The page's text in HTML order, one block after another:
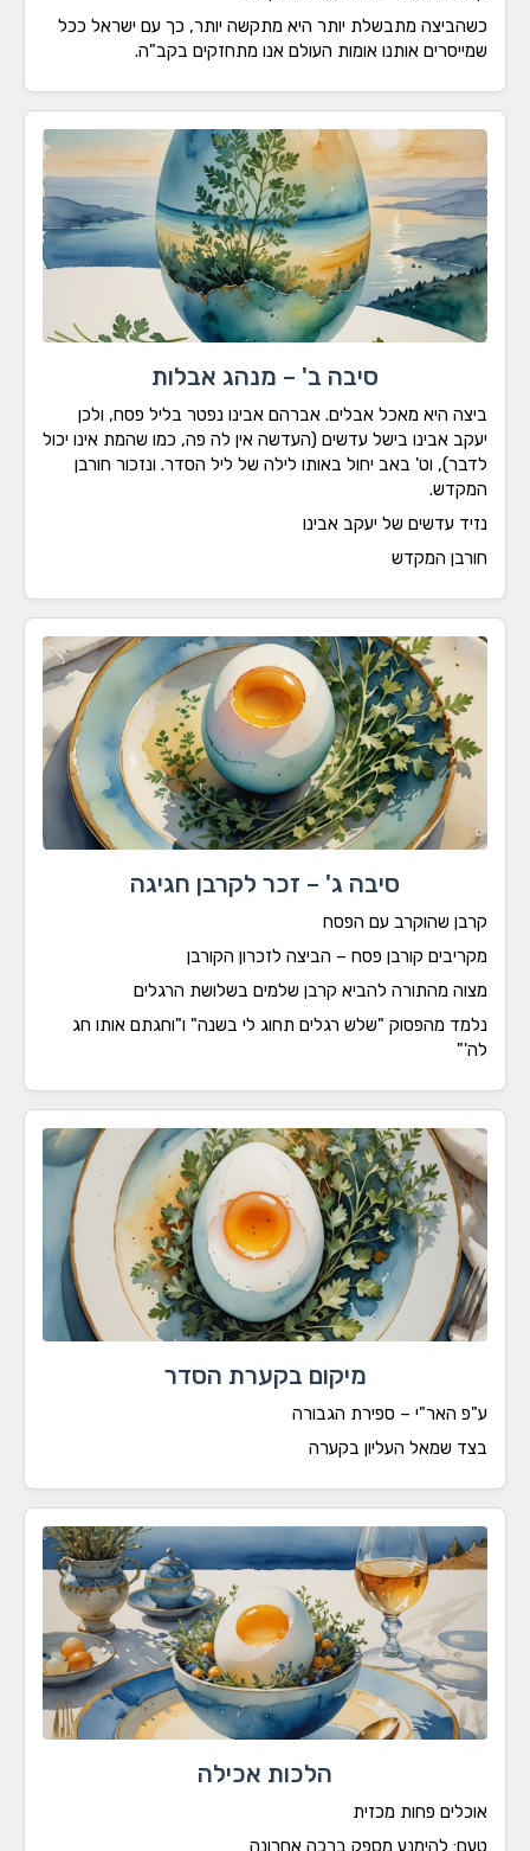
מתבשלת יותר היא מתקשה יותר, כך עם ישראל ככל
אותנו אומות העולם אנו מתחזקים בקב"ה.
סיבה ב' – מנהג אבלות
היא מאכל אבלים. אברהם אבינו נפטר בליל פסח, ולכן
אבינו בישל עדשים (העדשה אין לה פה, כמו שהמת אינו יכול
וט' באב יחול באותו לילה של ליל הסדר. ונזכור חורבן
עדשים של יעקב אבינו
המקדש
סיבה ג' – זכר לקרבן חגיגה
שהוקרב עם הפסח
קורבן פסח – הביצה לזכרון הקורבן
מהתורה להביא קרבן שלמים בשלושת הרגלים
מהפסוק "שלש רגלים תחוג לי בשנה" ו"וחגתם אותו חג
מיקום בקערת הסדר
האר"י – ספירת הגבורה
שמאל העליון בקערה
הלכות אכילה
פחות מכזית
להימנע מספק ברכה אחרונה